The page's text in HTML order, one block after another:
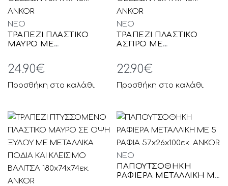
NEO
ΤΡΑΠΕΖΙ ΠΛΑΣΤΙΚΟ
ΜΑΥΡΟ ΜΕ
ΜΕΤΑΛΛΙΚΑ ΠΟΔΙΑ
ΤΡΙΩΝ ΘΕΣΕΩΝ
76x49x74εκ. ANKOR
24.90€
Προσθήκη στο καλάθι
NEO
ΤΡΑΠΕΖΙ ΠΛΑΣΤΙΚΟ
ΑΣΠΡΟ ΜΕ
ΜΕΤΑΛΛΙΚΑ ΠΟΔΙΑ
ΤΡΙΩΝ ΘΕΣΕΩΝ
76x49x74εκ. ANKOR
22.90€
Προσθήκη στο καλάθι
NEO
ΠΑΠΟΥΤΣΟΘΗΚΗ
ΡΑΦΙΕΡΑ ΜΕΤΑΛΛΙΚΗ ΜΕ